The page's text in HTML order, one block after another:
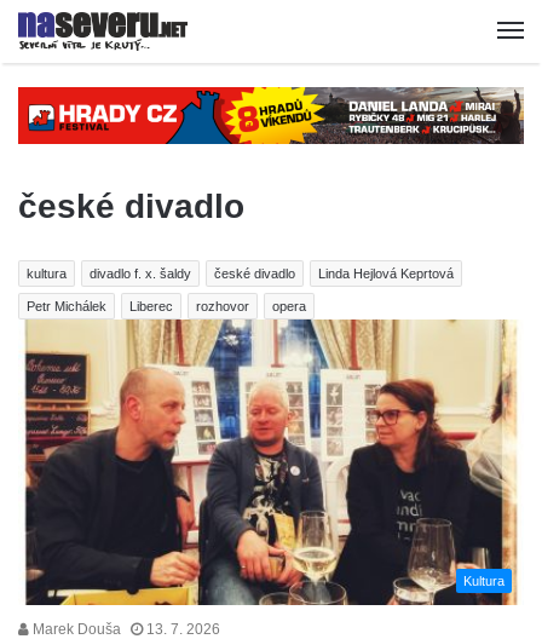
české divadlo
kultura divadlo f. x. šaldy české divadlo Linda Hejlová Keprtová
Petr Michálek Liberec rozhovor opera
Kultura
Marek Douša 13. 7. 2026